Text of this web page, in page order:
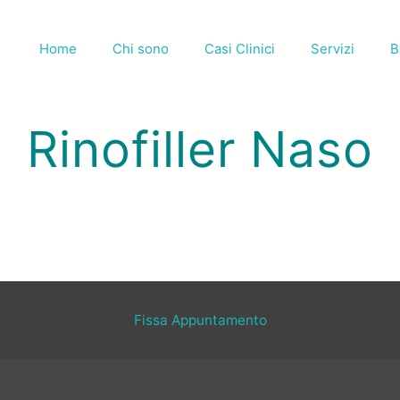
Home Chi sono Casi Clinici Servizi
Rinofiller Naso
Fissa Appuntamento